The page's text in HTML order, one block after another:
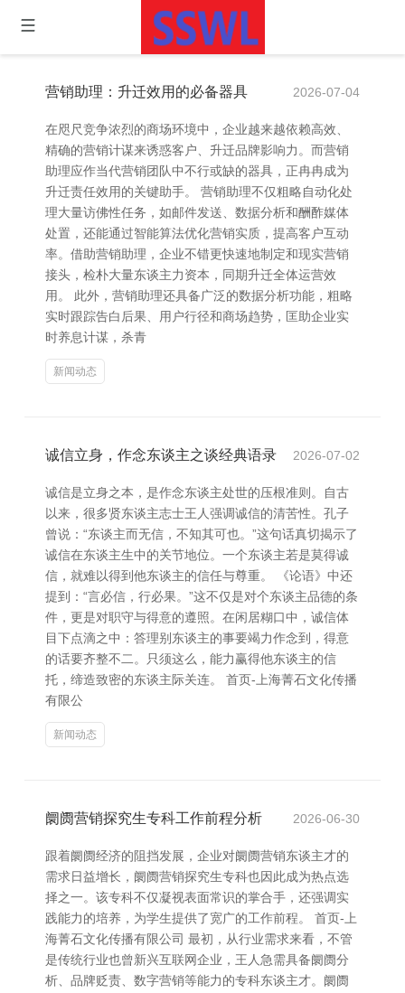
营销助理：升迁效用的必备器具 2026-07-04
在咫尺竞争浓烈的商场环境中，企业越来越依赖高效、
精确的营销计谋来诱惑客户、升迁品牌影响力。而营销
助理应作当代营销团队中不行或缺的器具，正冉冉成为
升迁责任效用的关键助手。 营销助理不仅粗略自动化处
理大量访佛性任务，如邮件发送、数据分析和酬酢媒体
处置，还能通过智能算法优化营销实质，提高客户互动
率。借助营销助理，企业不错更快速地制定和现实营销
接头，检朴大量东谈主力资本，同期升迁全体运营效
用。 此外，营销助理还具备广泛的数据分析功能，粗略
实时跟踪告白后果、用户行径和商场趋势，匡助企业实
时养息计谋，杀青
新闻动态
诚信立身，作念东谈主之谈经典语录 2026-07-02
诚信是立身之本，是作念东谈主处世的压根准则。自古
以来，很多贤东谈主志士王人强调诚信的清苦性。孔子
曾说：“东谈主而无信，不知其可也。”这句话真切揭示了
诚信在东谈主生中的关节地位。一个东谈主若是莫得诚
信，就难以得到他东谈主的信任与尊重。 《论语》中还
提到：“言必信，行必果。”这不仅是对个东谈主品德的条
件，更是对职守与得意的遵照。在闲居糊口中，诚信体
目下点滴之中：答理别东谈主的事要竭力作念到，得意
的话要齐整不二。只须这么，能力赢得他东谈主的信
托，缔造致密的东谈主际关连。 首页-上海菁石文化传播
有限公
新闻动态
阛阓营销探究生专科工作前程分析 2026-06-30
跟着阛阓经济的阻挡发展，企业对阛阓营销东谈主才的
需求日益增长，阛阓营销探究生专科也因此成为热点选
择之一。该专科不仅凝视表面常识的掌合手，还强调实
践能力的培养，为学生提供了宽广的工作前程。 首页-上
海菁石文化传播有限公司 最初，从行业需求来看，不管
是传统行业也曾新兴互联网企业，王人急需具备阛阓分
析、品牌贬责、数字营销等能力的专科东谈主才。阛阓